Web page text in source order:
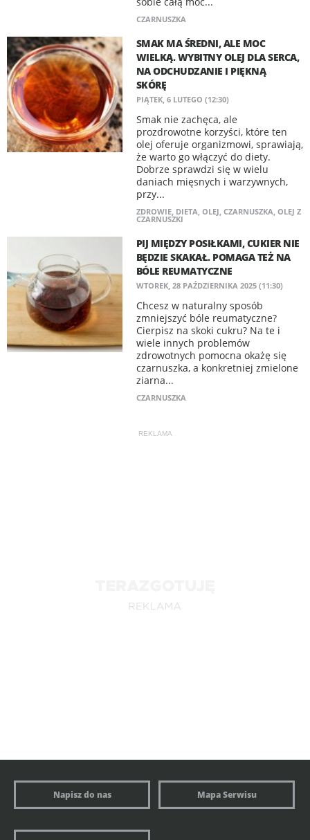
CZARNUSZKA
SMAK MA ŚREDNI, ALE MOC
WIELKĄ. WYBITNY OLEJ DLA SERCA,
NA ODCHUDZANIE I PIĘKNĄ
SKÓRĘ
PIĄTEK, 6 LUTEGO (12:30)
Smak nie zachęca, ale
prozdrowotne korzyści, które ten
olej oferuje organizmowi, sprawiają,
że warto go włączyć do diety.
Dobrze sprawdzi się w wielu
daniach mięsnych i warzywnych,
przy...
ZDROWIE, DIETA, OLEJ, CZARNUSZKA, OLEJ Z
CZARNUSZKI
PIJ MIĘDZY POSIŁKAMI, CUKIER NIE
BĘDZIE SKAKAŁ. POMAGA TEŻ NA
BÓLE REUMATYCZNE
WTOREK, 28 PAŹDZIERNIKA 2025 (11:30)
Chcesz w naturalny sposób
zmniejszyć bóle reumatyczne?
Cierpisz na skoki cukru? Na te i
wiele innych problemów
zdrowotnych pomocna okażę się
czarnuszka, a konkretniej zmielone
ziarna...
CZARNUSZKA
REKLAMA
Napisz do nas Mapa Serwisu